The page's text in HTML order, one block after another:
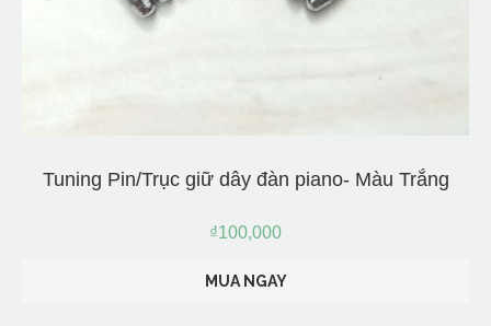
Tuning Pin/Trục giữ dây đàn piano- Màu Trắng
₫100,000
MUA NGAY